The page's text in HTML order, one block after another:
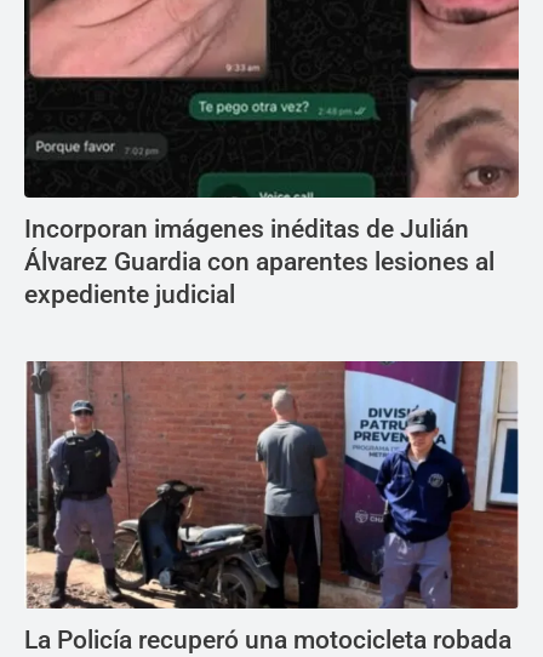
Incorporan imágenes inéditas de Julián
Álvarez Guardia con aparentes lesiones al
expediente judicial
La Policía recuperó una motocicleta robada